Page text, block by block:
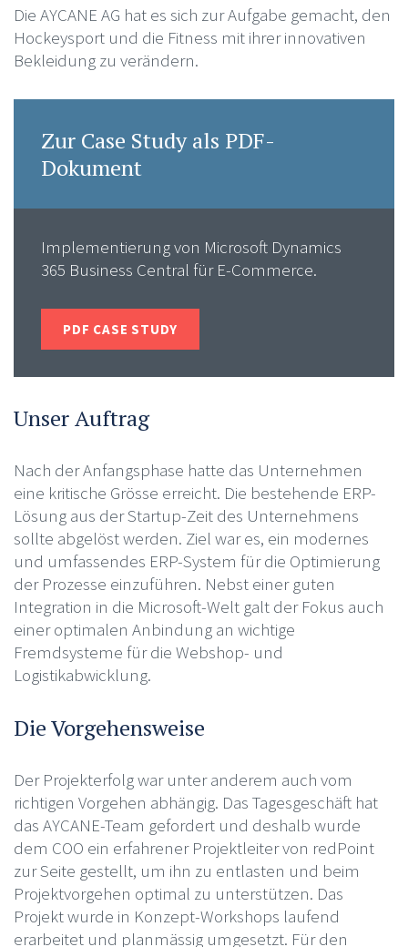
Die AYCANE AG hat es sich zur Aufgabe gemacht, den
Hockeysport und die Fitness mit ihrer innovativen
Bekleidung zu verändern.
Zur Case Study als PDF-
Dokument
Implementierung von Microsoft Dynamics
365 Business Central für E-Commerce.
PDF CASE STUDY
Unser Auftrag
Nach der Anfangsphase hatte das Unternehmen
eine kritische Grösse erreicht. Die bestehende ERP-
Lösung aus der Startup-Zeit des Unternehmens
sollte abgelöst werden. Ziel war es, ein modernes
und umfassendes ERP-System für die Optimierung
der Prozesse einzuführen. Nebst einer guten
Integration in die Microsoft-Welt galt der Fokus auch
einer optimalen Anbindung an wichtige
Fremdsysteme für die Webshop- und
Logistikabwicklung.
Die Vorgehensweise
Der Projekterfolg war unter anderem auch vom
richtigen Vorgehen abhängig. Das Tagesgeschäft hat
das AYCANE-Team gefordert und deshalb wurde
dem COO ein erfahrener Projektleiter von redPoint
zur Seite gestellt, um ihn zu entlasten und beim
Projektvorgehen optimal zu unterstützen. Das
Projekt wurde in Konzept-Workshops laufend
erarbeitet und planmässig umgesetzt. Für den